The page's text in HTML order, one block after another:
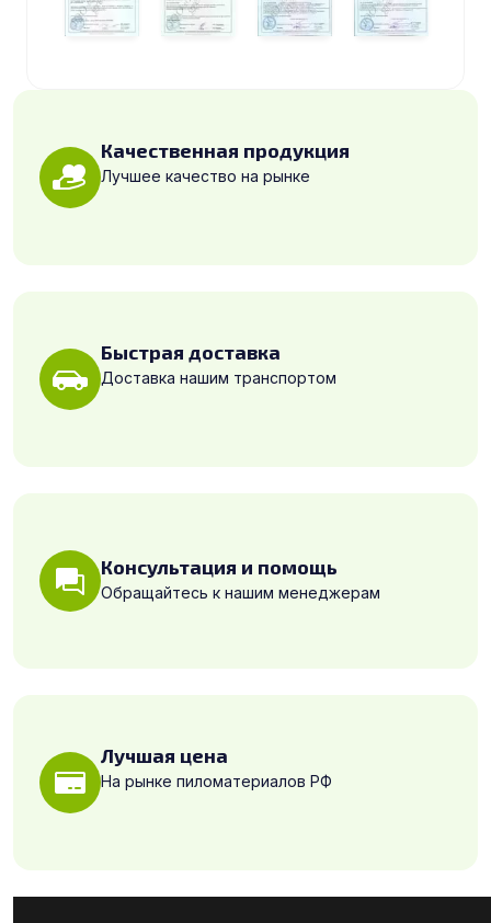
Качественная продукция
Лучшее качество на рынке
Быстрая доставка
Доставка нашим транспортом
Консультация и помощь
Обращайтесь к нашим менеджерам
Лучшая цена
На рынке пиломатериалов РФ